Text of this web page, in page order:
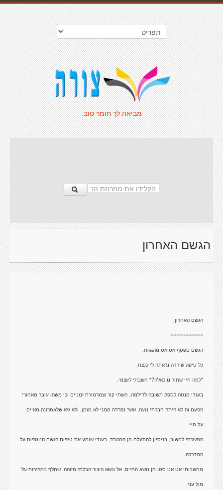
מביאה לך חומר טוב.
הגשם האחרון
הגשם האחרון.
~~~~~~~~~~~
הגשם טפטף אט אט מהגגות.
כל טיפה שירדה נראתה לי כנצח.
"למה חיי שחורים כאלה?" חשבתי לעצמי.
בעודי מנסה לספק תשובה לדילמה, חשתי קור וצמרמורת זמניים וכי משהו עובר מאחורי.
הפעם זה לא היתה חברתי נועה, אשר נפרדה ממני לא מזמן, ולא גיא שלאחרונה מאיים
על חיי.
המשכתי לחשוב, בניסיון להתעלם מן המטרד, בעודי שומע את טיפות הגשם הנוטפות על
המדרכה.
מחשבותי אט אט סטו מן נושא החיים, אל נושא היצור הבלתי מזוהה, שחלף במהירות-על
מול עני.